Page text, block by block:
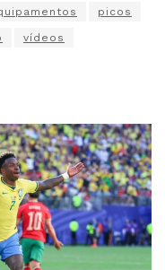
picos
vídeos